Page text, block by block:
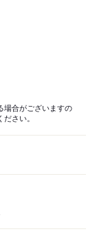
場合がございますの
さい。